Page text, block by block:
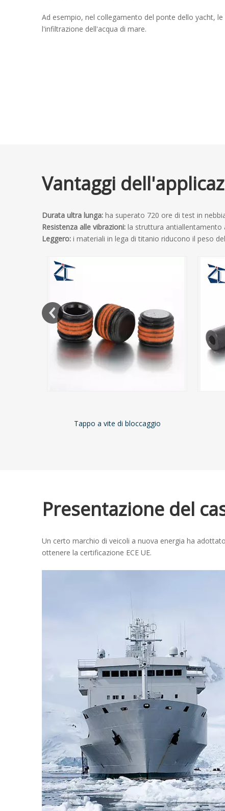
Ad esempio, nel collegamento del ponte dello yacht,
l'infiltrazione dell'acqua di mare.
Vantaggi
Durata ultra lunga: ha superato 720 ore di test in
Resistenza alle vibrazioni: la struttura antiallentamento
Leggero: i materiali in lega di titanio riducono il peso
Tappo a vite di bloccaggio
Presentazione del
Un certo marchio di veicoli a nuova energia ha
ottenere la certificazione ECE UE.